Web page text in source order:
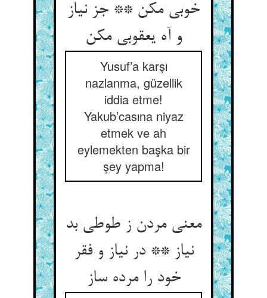
خوبی مکن ** جز نیاز
Yusuf’a karşı
nazlanma, güzellik
iddia etme!
Yakub’casına niyaz
etmek ve ah
eylemekten başka bir
şey yapma!
معنی مردن ز طوطی بد
نیاز ** در نیاز و فقر
خود را مرده ساز